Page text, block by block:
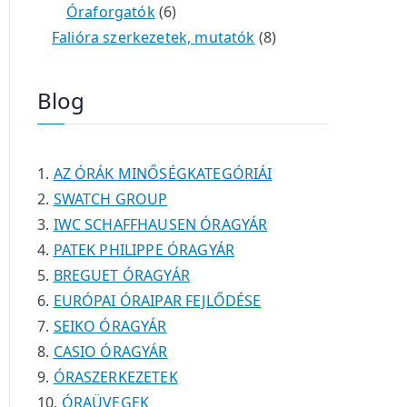
é
k
é
é
e
r
e
r
e
t
k
Óraforgatók 66
t
k
Falióra szerkezetek, mutatók 88
é
Blog
AZ ÓRÁK MINŐSÉGKATEGÓRIÁI
SWATCH GROUP
IWC SCHAFFHAUSEN ÓRAGYÁR
PATEK PHILIPPE ÓRAGYÁR
BREGUET ÓRAGYÁR
EURÓPAI ÓRAIPAR FEJLŐDÉSE
SEIKO ÓRAGYÁR
CASIO ÓRAGYÁR
ÓRASZERKEZETEK
ÓRAÜVEGEK